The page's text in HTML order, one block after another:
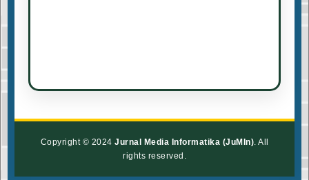
Copyright © 2024 Jurnal Media Informatika (JuMIn) . All
rights reserved.